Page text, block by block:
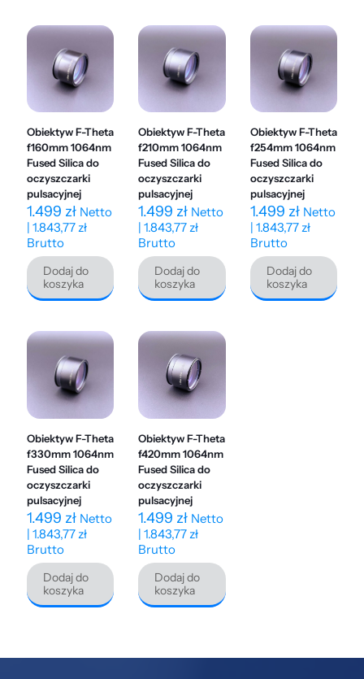
Obiektyw F-Theta
f160mm 1064nm
Fused Silica do
oczyszczarki
pulsacyjnej
1.499 zł Netto
| 1.843,77zł
Brutto
Dodaj do
koszyka
Obiektyw F-Theta
f210mm 1064nm
Fused Silica do
oczyszczarki
pulsacyjnej
1.499 zł Netto
|1.843,77zł
Brutto
Dodaj do
koszyka
Obiektyw F-Theta
f254mm 1064nm
Fused Silica do
oczyszczarki
pulsacyjnej
1.499 zł Netto
| 1.843,77zł
Brutto
Dodaj do
koszyka
Obiektyw F-Theta
f330mm 1064nm
Fused Silica do
oczyszczarki
pulsacyjnej
1.499 zł Netto
| 1.843,77 zł
Brutto
Dodaj do
koszyka
Obiektyw F-Theta
f420mm 1064nm
Fused Silica do
oczyszczarki
pulsacyjnej
1.499 zł Netto
|1.843,77 zł
Brutto
Dodaj do
koszyka